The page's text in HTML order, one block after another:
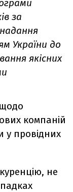
за
України до
якісних
компаній
у провідних
не